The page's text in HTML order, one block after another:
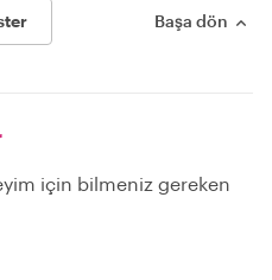
Başa dön
için bilmeniz gereken